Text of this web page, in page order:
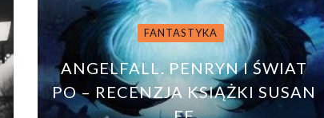
FANTASTYKA
ANGELFALL. PENRYN I ŚWIAT
PO – RECENZJA KSIĄŻKI SUSAN